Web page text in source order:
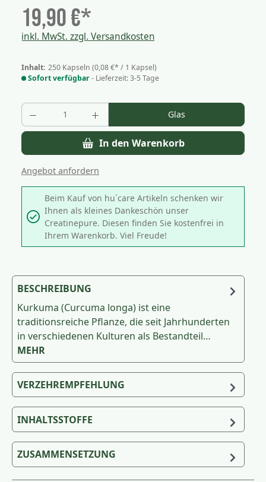
19,90 €*
inkl. MwSt. zzgl. Versandkosten
Inhalt: 250 Kapseln (0,08 €* / 1 Kapsel)
Sofort verfügbar- Lieferzeit: 3-5 Tage
Produkt Anzahl: Gib den gewünschten
Glas
In den Warenkorb
Angebot anfordern
Beim Kauf von hu´care Artikeln schenken wir
Ihnen als kleines Dankeschön unser
Creatinepure. Diesen finden Sie kostenfrei in
Ihrem Warenkorb. Viel Freude!
BESCHREIBUNG
Kurkuma (Curcuma longa) ist eine
traditionsreiche Pflanze, die seit Jahrhunderten
in verschiedenen Kulturen als Bestandteil…
MEHR
VERZEHREMPFEHLUNG
INHALTSSTOFFE
ZUSAMMENSETZUNG